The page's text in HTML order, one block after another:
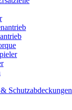
Schutzabdeckungen